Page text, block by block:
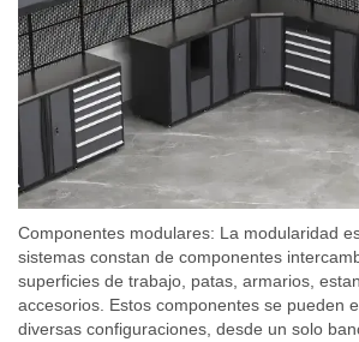
Componentes modulares: La modularidad
sistemas constan de componentes
superficies de trabajo, patas, armarios,
accesorios. Estos componentes se pueden
diversas configuraciones, desde un solo